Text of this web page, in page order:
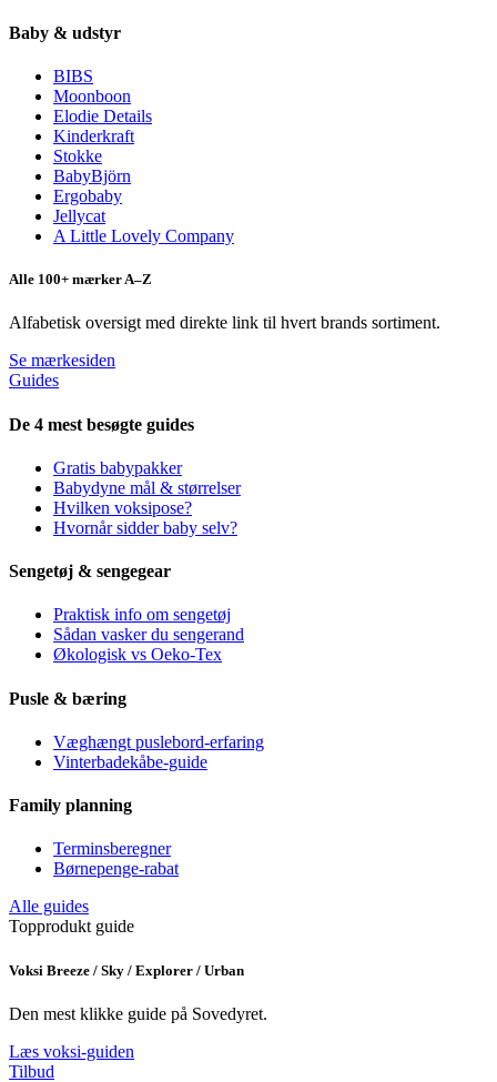
Baby & udstyr
BIBS
Moonboon
Elodie Details
Kinderkraft
Stokke
BabyBjörn
Ergobaby
Jellycat
A Little Lovely Company
Alle 100+ mærker A–Z
Alfabetisk oversigt med direkte link til hvert brands sortiment.
Se mærkesiden
Guides
De 4 mest besøgte guides
Gratis babypakker
Babydyne mål & størrelser
Hvilken voksipose?
Hvornår sidder baby selv?
Sengetøj & sengegear
Praktisk info om sengetøj
Sådan vasker du sengerand
Økologisk vs Oeko-Tex
Pusle & bæring
Væghængt puslebord-erfaring
Vinterbadekåbe-guide
Family planning
Terminsberegner
Børnepenge-rabat
Alle guides
Topprodukt guide
Voksi Breeze / Sky / Explorer / Urban
Den mest klikke guide på Sovedyret.
Læs voksi-guiden
Tilbud